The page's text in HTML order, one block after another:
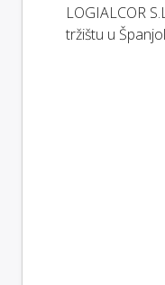
LOGIALCOR
tržištu u